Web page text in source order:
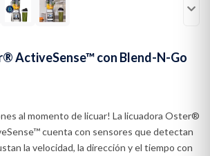
ActiveSense™ con Blend-N-Go
al momento de licuar! La licuadora Oster®
cuenta con sensores que detectan
la velocidad, la dirección y el tiempo con